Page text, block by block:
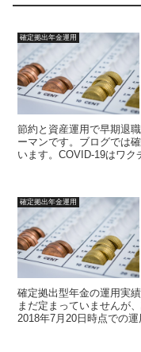
確定拠出年金運用
節約と資産運用で早期退
ーマンです。ブログでは
います。COVID-19はワク
ね。長期投資なので、動
国内株・債権の購入・持
は2021年8月運用実績のま
確定拠出年金運用
確定拠出型年金の運用実
まだ定まっていませんが
2018年7月20日時点での